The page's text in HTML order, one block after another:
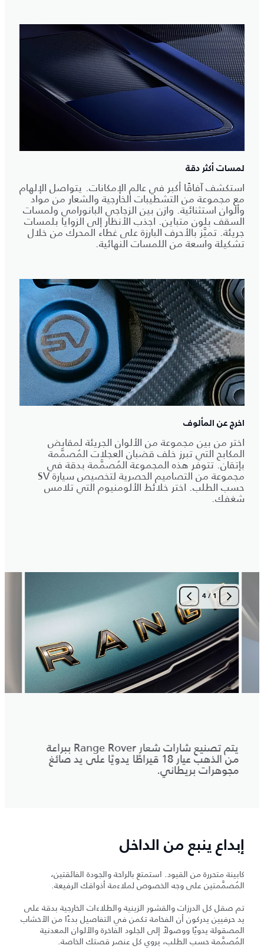
لمسات أكثر دقة
استكشف آفاقًا أكبر في عالم الإمكانات. يتواصل الإلهام
مع مجموعة من التشطيبات الخارجية والشعار من مواد
وألوان استثنائية. وازن بين الزجاجي البانورامي ولمسات
السقف بلون متباين. اجذب الأنظار إلى الزوايا بلمسات
جريئة. تميَّز بالأحرف البارزة على غطاء المحرك من خلال
تشكيلة واسعة من اللمسات النهائية.
اخرج عن المألوف
اختر من بين مجموعة من الألوان الجريئة لمقابض
المكابح التي تبرز خلف قضبان العجلات المُصمَّمة
بإتقان. تتوفر هذه المجموعة المُصمَّمة بدقة في
مجموعة من التصاميم الحصرية لتخصيص سيارة SV
حسب الطلب. اختر خلائط الألومنيوم التي تلامس
شغفك.
يتم تصنيع شارات شعار Range Rover ببراعة
من الذهب عيار 18 قيراطًا يدويًا على يد صائغ
مجوهرات بريطاني.
1
/
4
إبداع ينبع من الداخل
كابينة متحررة من القيود. استمتع بالراحة والجودة الفائقتين،
المُصمَّمتين على وجه الخصوص لملاءمة أذواقك الرفيعة.
تم صقل كل الدرزات والقشور الزينية والطلاءات الخارجية بدقة على
يد حرفيين يدركون أن الفخامة تكمن في التفاصيل بدءًا من الأخشاب
المصقولة يدويًا ووصولاً إلى الجلود الفاخرة والألوان المعدنية
المُصمَّمة حسب الطلب، يروي كل عنصر قصتك الخاصة.